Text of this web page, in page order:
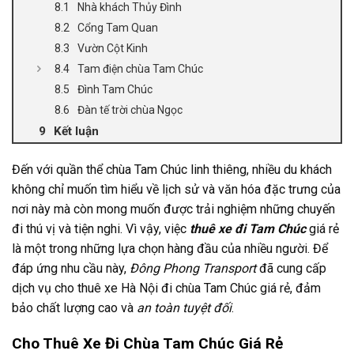
Nhà khách Thủy Đình
Cổng Tam Quan
Vườn Cột Kinh
Tam điện chùa Tam Chúc
Đình Tam Chúc
Đàn tế trời chùa Ngọc
Kết luận
Đến với quần thể chùa Tam Chúc linh thiêng, nhiều du khách
không chỉ muốn tìm hiểu về lịch sử và văn hóa đặc trưng của
nơi này mà còn mong muốn được trải nghiệm những chuyến
đi thú vị và tiện nghi. Vì vậy, việc thuê xe đi Tam Chúcgiá rẻ
là một trong những lựa chọn hàng đầu của nhiều người. Để
đáp ứng nhu cầu này, Đông Phong Transportđã cung cấp
dịch vụ cho thuê xe Hà Nội đi chùa Tam Chúc giá rẻ, đảm
bảo chất lượng cao và an toàn tuyệt đối.
Cho Thuê Xe Đi Chùa Tam Chúc Giá Rẻ